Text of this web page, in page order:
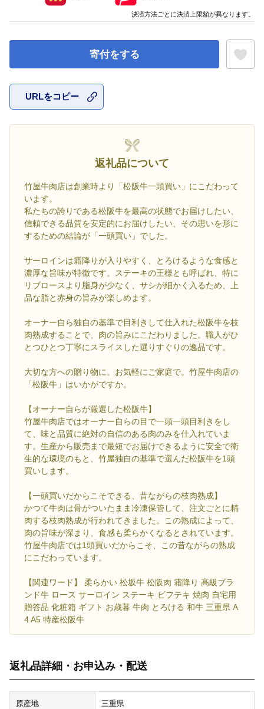
寄付をする
URLをコピー
返礼品について
竹屋牛肉店は創業時より「松阪牛一頭買い」にこだわって
います。
私たちの誇りである松阪牛を最高の状態でお届けしたい、
信頼できる品質を安定的にお届けしたい、その思いを形に
するための結論が「一頭買い」でした。
サーロインは霜降りが入りやすく、とろけるような食感と
濃厚な旨味が特徴です。ステーキの王様とも呼ばれ、特に
リブロースより脂身が少なく、サシが細かく入るため、上
品な脂と赤身の旨みが楽しめます。
オーナー自ら独自の基準で目利きして仕入れた松阪牛を枝
肉熟成することで、肉の旨みにこだわりました。職人がひ
とつひとつ丁寧にスライスした選りすぐりの逸品です。
大切な方への贈り物に。お気軽にご家庭で。竹屋牛肉店の
「松阪牛」はいかがですか。
【オーナー自らが厳選した松阪牛】
竹屋牛肉店ではオーナー自らの目で一頭一頭目利きをし
て、味と品質に絶対の自信のある肉のみを仕入れていま
す。生産から販売まで最短でお届けできるように安全で衛
生的な環境のもと、竹屋独自の基準で選んだ松阪牛を1頭
買いします。
【一頭買いだからこそできる、昔ながらの枝肉熟成】
かつて牛肉は骨がついたまま冷凍保管して、注文ごとに精
肉する枝肉熟成が行われてきました。この熟成によって、
肉の旨味が深まり、食感も柔らかくなるとされています。
竹屋牛肉店では1頭買いだからこそ、この昔ながらの熟成
にこだわっています。
【関連ワード】 柔らかい 松坂牛 松阪肉 霜降り 高級ブラ
ンド牛 ロース サーロイン ステーキ ビフテキ 焼肉 自宅用
贈答品 化粧箱 ギフト お歳暮 牛肉 とろける 和牛 三重県 A
4 A5 特産松阪牛
返礼品詳細・お申込み・配送
原産地 三重県
決済方法ごとに決済上限額が異なります。